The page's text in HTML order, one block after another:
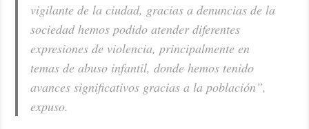
vigilante de la ciudad, gracias a denuncias de la
sociedad hemos podido atender diferentes
expresiones de violencia, principalmente en
temas de abuso infantil, donde hemos tenido
avances significativos gracias a la población”,
expuso.